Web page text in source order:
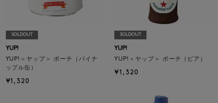
SOLDOUT
YUP!
YUP!＜ヤップ＞ ポーチ（パイナ
ップル缶）
¥1,320
SOLDOUT
YUP!
YUP!＜ヤップ＞ ポーチ（ビア）
¥1,320